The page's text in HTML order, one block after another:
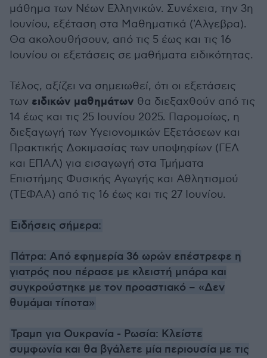
μάθημα των Νέων Ελληνικών. Συνέχεια, την 3η
Ιουνίου, εξέταση στα Μαθηματικά ('Αλγεβρα).
Θα ακολουθήσουν, από τις 5 έως και τις 16
Ιουνίου οι εξετάσεις σε μαθήματα ειδικότητας.
Τέλος, αξίζει να σημειωθεί, ότι οι εξετάσεις
των ειδικών μαθημάτων θα διεξαχθούν από τις
14 έως και τις 25 Ιουνίου 2025. Παρομοίως, η
διεξαγωγή των Υγειονομικών Εξετάσεων και
Πρακτικής Δοκιμασίας των υποψηφίων (ΓΕΛ
και ΕΠΑΛ) για εισαγωγή στα Τμήματα
Επιστήμης Φυσικής Αγωγής και Αθλητισμού
(ΤΕΦΑΑ) από τις 16 έως και τις 27 Ιουνίου.
Ειδήσεις σήμερα:
Πάτρα: Από εφημερία 36 ωρών επέστρεφε η
γιατρός που πέρασε με κλειστή μπάρα και
συγκρούστηκε με τον προαστιακό – «Δεν
θυμάμαι τίποτα»
Τραμπ για Ουκρανία - Ρωσία: Κλείστε
συμφωνία και θα βγάλετε μία περιουσία με τις